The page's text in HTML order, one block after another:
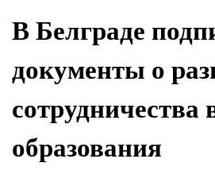
В Белграде
документы о
сотрудничества
образования